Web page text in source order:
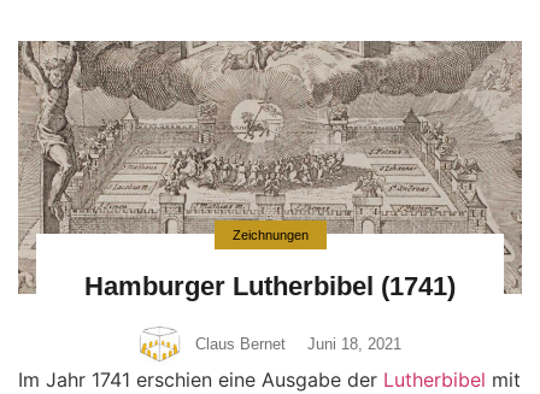
Zeichnungen
Hamburger Lutherbibel (1741)
Claus Bernet Juni 18, 2021
Im Jahr 1741 erschien eine Ausgabe der Lutherbibel mit